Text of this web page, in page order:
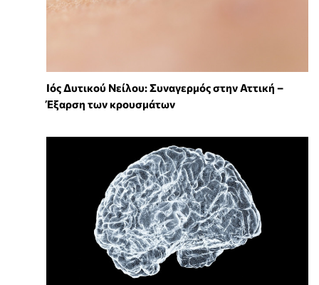
Ιός Δυτικού Νείλου: Συναγερμός στην Αττική –
Έξαρση των κρουσμάτων